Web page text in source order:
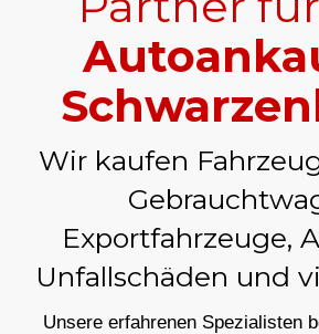
Wir kaufen
Exportfahrzeuge,
Unfallschäden und
Unsere erfahrenen Spezialisten